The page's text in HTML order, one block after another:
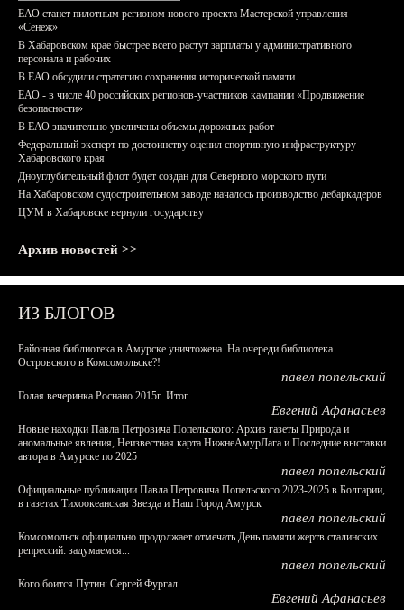
ЕАО станет пилотным регионом нового проекта Мастерской управления
«Сенеж»
В Хабаровском крае быстрее всего растут зарплаты у административного
персонала и рабочих
В ЕАО обсудили стратегию сохранения исторической памяти
ЕАО - в числе 40 российских регионов-участников кампании «Продвижение
безопасности»
В ЕАО значительно увеличены объемы дорожных работ
Федеральный эксперт по достоинству оценил спортивную инфраструктуру
Хабаровского края
Дноуглубительный флот будет создан для Северного морского пути
На Хабаровском судостроительном заводе началось производство дебаркадеров
ЦУМ в Хабаровске вернули государству
Архив новостей >>
ИЗ БЛОГОВ
Районная библиотека в Амурске уничтожена. На очереди библиотека
Островского в Комсомольске?!
павел попельский
Голая вечеринка Роснано 2015г. Итог.
Евгений Афанасьев
Новые находки Павла Петровича Попельского: Архив газеты Природа и
аномальные явления, Неизвестная карта НижнеАмурЛага и Последние выставки
автора в Амурске по 2025
павел попельский
Официальные публикации Павла Петровича Попельского 2023-2025 в Болгарии,
в газетах Тихоокеанская Звезда и Наш Город Амурск
павел попельский
Комсомольск официально продолжает отмечать День памяти жертв сталинских
репрессий: задумаемся...
павел попельский
Кого боится Путин: Сергей Фургал
Евгений Афанасьев